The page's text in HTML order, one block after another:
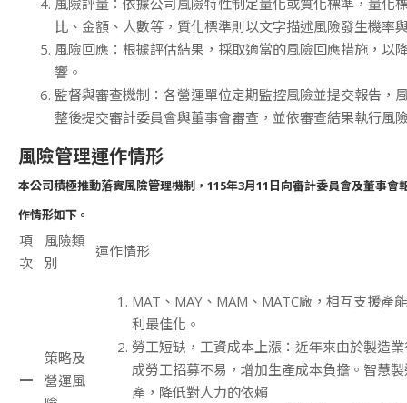
風險評量：依據公司風險特性制定量化或質化標準，量化
比、金額、人數等，質化標準則以文字描述風險發生機率
風險回應：根據評估結果，採取適當的風險回應措施，以
響。
監督與審查機制：各營運單位定期監控風險並提交報告，
整後提交審計委員會與董事會審查，並依審查結果執行風
風險管理運作情形
本公司積極推動落實風險管理機制，115年3月11日向審計委員會及董事會
作情形如下。
項
次
風險類
別
運作情形
一
策略及
營運風
MAT、MAY、MAM、MATC廠，相互支援產
利最佳化。
勞工短缺，工資成本上漲：近年來由於製造
成勞工招募不易，增加生產成本負擔。智慧
產，降低對人力的依賴